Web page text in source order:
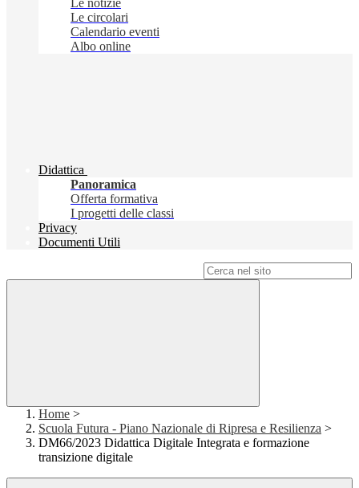
Le notizie
Le circolari
Calendario eventi
Albo online
Didattica
Panoramica
Offerta formativa
I progetti delle classi
Privacy
Documenti Utili
Home >
Scuola Futura - Piano Nazionale di Ripresa e Resilienza >
DM66/2023 Didattica Digitale Integrata e formazione
transizione digitale